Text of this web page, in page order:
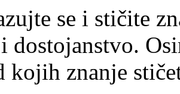
se i stičite
dostojanstvo.
kojih znanje